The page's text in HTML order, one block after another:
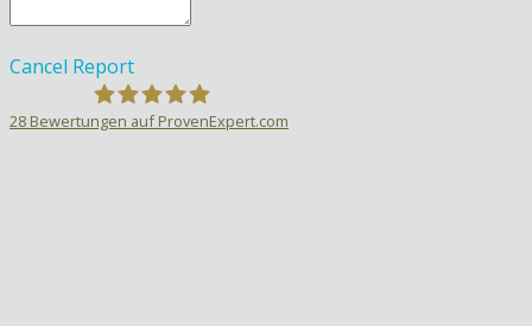
Cancel Report
28 Bewertungen auf ProvenExpert.com